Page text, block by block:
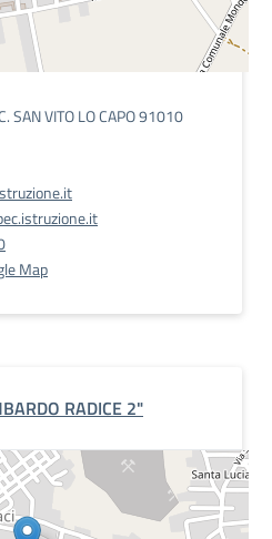
SAN VITO LO CAPO 91010
Map
RADICE 2"